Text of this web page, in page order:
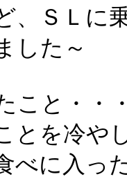
、ＳＬに
した～
こと・・
とを冷や
べに入っ